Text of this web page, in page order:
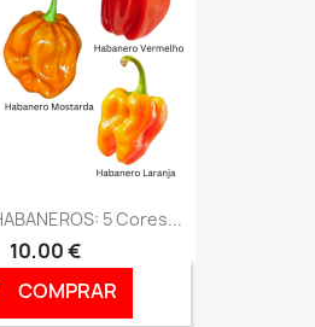
5 Cores...
10,00 €
COMPRAR